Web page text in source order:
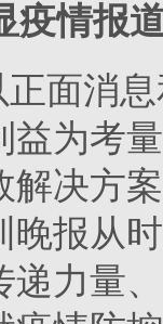
疫情报
面消
益为考
解决方
晚报从
递力量